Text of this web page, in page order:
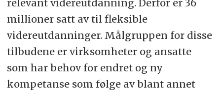
relevant videreutdanning. Derfor er 36
millioner satt av til fleksible
videreutdanninger. Målgruppen for disse
tilbudene er virksomheter og ansatte
som har behov for endret og ny
kompetanse som følge av blant annet